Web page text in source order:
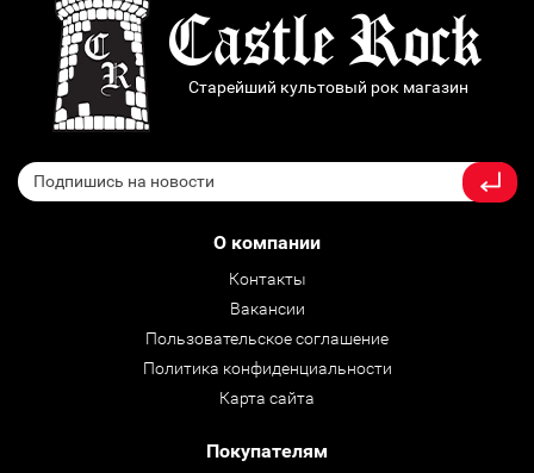
Старейший культовый рок магазин
О компании
Контакты
Вакансии
Пользовательское соглашение
Политика конфиденциальности
Карта сайта
Покупателям